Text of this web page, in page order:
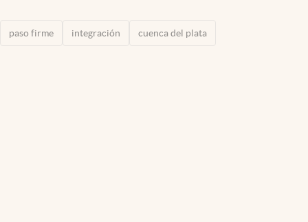
paso firme integración cuenca del plata